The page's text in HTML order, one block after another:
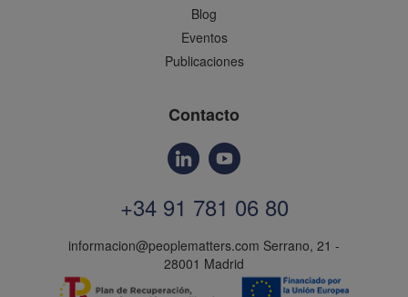
Blog
Eventos
Publicaciones
Contacto
+34 91 781 06 80
informacion@peoplematters.com Serrano, 21 -
28001 Madrid